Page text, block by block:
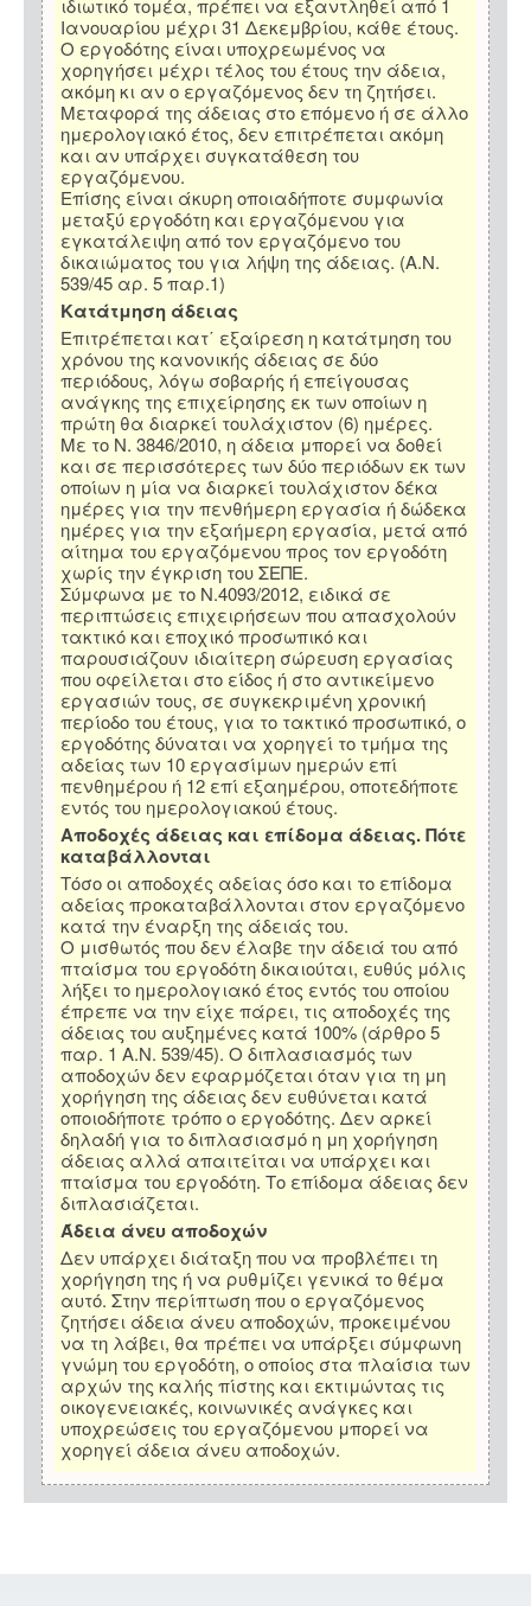
ιδιωτικό τομέα, πρέπει να εξαντληθεί από 1
Ιανουαρίου μέχρι 31 Δεκεμβρίου, κάθε έτους.
Ο εργοδότης είναι υποχρεωμένος να
χορηγήσει μέχρι τέλος του έτους την άδεια,
ακόμη κι αν ο εργαζόμενος δεν τη ζητήσει.
Μεταφορά της άδειας στο επόμενο ή σε άλλο
ημερολογιακό έτος, δεν επιτρέπεται ακόμη
και αν υπάρχει συγκατάθεση του
εργαζόμενου.
Επίσης είναι άκυρη οποιαδήποτε συμφωνία
μεταξύ εργοδότη και εργαζόμενου για
εγκατάλειψη από τον εργαζόμενο του
δικαιώματος του για λήψη της άδειας. (Α.Ν.
539/45 αρ. 5 παρ.1)
Κατάτμηση άδειας
Επιτρέπεται κατ΄ εξαίρεση η κατάτμηση του
χρόνου της κανονικής άδειας σε δύο
περιόδους, λόγω σοβαρής ή επείγουσας
ανάγκης της επιχείρησης εκ των οποίων η
πρώτη θα διαρκεί τουλάχιστον (6) ημέρες.
Με το Ν. 3846/2010, η άδεια μπορεί να δοθεί
και σε περισσότερες των δύο περιόδων εκ των
οποίων η μία να διαρκεί τουλάχιστον δέκα
ημέρες για την πενθήμερη εργασία ή δώδεκα
ημέρες για την εξαήμερη εργασία, μετά από
αίτημα του εργαζόμενου προς τον εργοδότη
χωρίς την έγκριση του ΣΕΠΕ.
Σύμφωνα με το Ν.4093/2012, ειδικά σε
περιπτώσεις επιχειρήσεων που απασχολούν
τακτικό και εποχικό προσωπικό και
παρουσιάζουν ιδιαίτερη σώρευση εργασίας
που οφείλεται στο είδος ή στο αντικείμενο
εργασιών τους, σε συγκεκριμένη χρονική
περίοδο του έτους, για το τακτικό προσωπικό, ο
εργοδότης δύναται να χορηγεί το τμήμα της
αδείας των 10 εργασίμων ημερών επί
πενθημέρου ή 12 επί εξαημέρου, οποτεδήποτε
εντός του ημερολογιακού έτους.
Αποδοχές άδειας και επίδομα άδειας. Πότε
καταβάλλονται
Τόσο οι αποδοχές αδείας όσο και το επίδομα
αδείας προκαταβάλλονται στον εργαζόμενο
κατά την έναρξη της άδειάς του.
Ο μισθωτός που δεν έλαβε την άδειά του από
πταίσμα του εργοδότη δικαιούται, ευθύς μόλις
λήξει το ημερολογιακό έτος εντός του οποίου
έπρεπε να την είχε πάρει, τις αποδοχές της
άδειας του αυξημένες κατά 100% (άρθρο 5
παρ. 1 Α.Ν. 539/45). Ο διπλασιασμός των
αποδοχών δεν εφαρμόζεται όταν για τη μη
χορήγηση της άδειας δεν ευθύνεται κατά
οποιοδήποτε τρόπο ο εργοδότης. Δεν αρκεί
δηλαδή για το διπλασιασμό η μη χορήγηση
άδειας αλλά απαιτείται να υπάρχει και
πταίσμα του εργοδότη. Το επίδομα άδειας δεν
διπλασιάζεται.
Άδεια άνευ αποδοχών
Δεν υπάρχει διάταξη που να προβλέπει τη
χορήγηση της ή να ρυθμίζει γενικά το θέμα
αυτό. Στην περίπτωση που ο εργαζόμενος
ζητήσει άδεια άνευ αποδοχών, προκειμένου
να τη λάβει, θα πρέπει να υπάρξει σύμφωνη
γνώμη του εργοδότη, ο οποίος στα πλαίσια των
αρχών της καλής πίστης και εκτιμώντας τις
οικογενειακές, κοινωνικές ανάγκες και
υποχρεώσεις του εργαζόμενου μπορεί να
χορηγεί άδεια άνευ αποδοχών.